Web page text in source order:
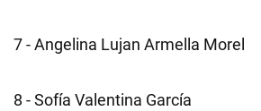
7 - Angelina Lujan Armella Morel
8 - Sofía Valentina García